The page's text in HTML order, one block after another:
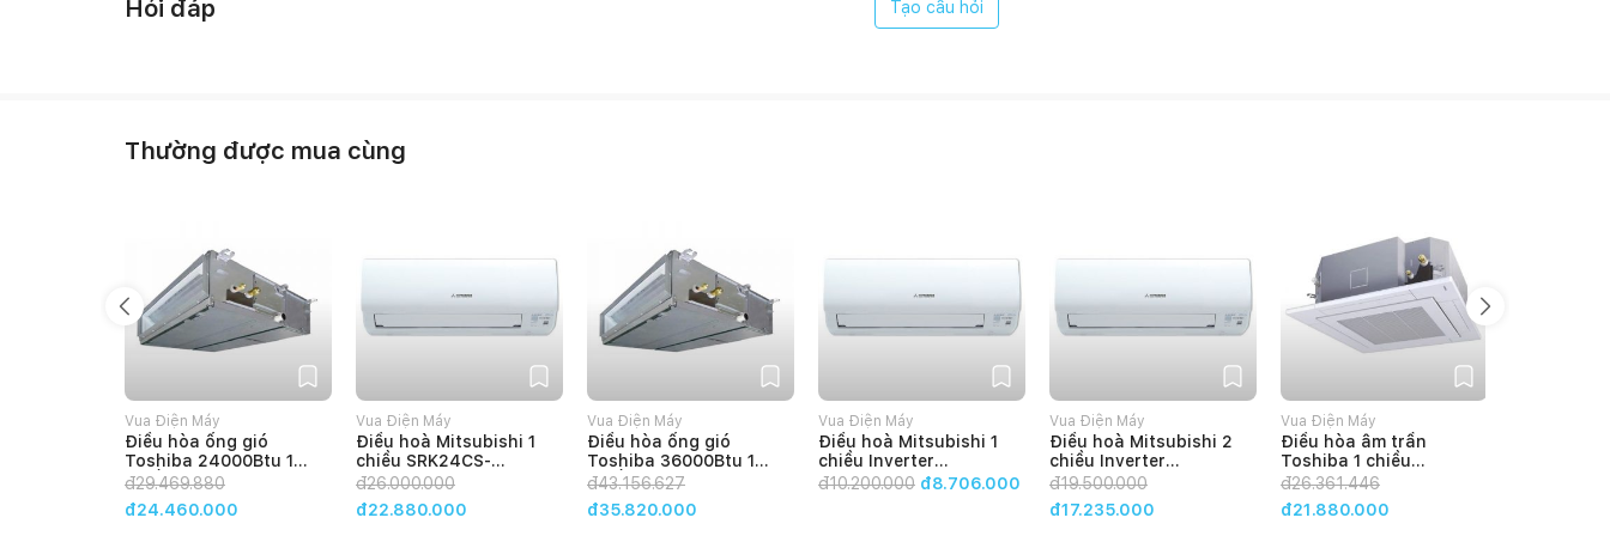
Hỏi đáp Tạo câu hỏi
Thường được mua cùng
Vua Điện Máy
Điều hòa ống gió
Toshiba 24000Btu 1
Chiều Inverter RAV-
GE2401BP-V/RAV-
GV2401AP-V
đ29.469.880
đ24.460.000
Vua Điện Máy
Điều hoà Mitsubishi 1
chiều SRK24CS-
S5/SRC24CS-S5 24000
BTU
đ26.000.000
đ22.880.000
Vua Điện Máy
Điều hòa ống gió
Toshiba 36000Btu 1
Chiều Inverter RAV-
GE3601BP-V/RAV-
GV3601A8P-V
đ43.156.627
đ35.820.000
Vua Điện Máy
Điều hoà Mitsubishi 1
chiều Inverter
SRK10YXP-
đ10.200.000 đ8.706.000
Vua Điện Máy
Điều hoà Mitsubishi 2
chiều Inverter
SRK50ZSPS-
W5/SRC50ZSPS-W5
18000 BTU
đ19.500.000
đ17.235.000
Vua Điện Máy
Điều hòa âm trần
Toshiba 1 chiều
18000BTU RAV-180ASP-
V/RAV-180USP-V Gas
R410A
đ26.361.446
đ21.880.000